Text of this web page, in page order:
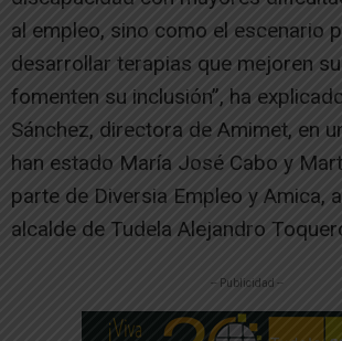
al empleo, sino como el escenario
desarrollar terapias que mejoren
fomenten su inclusión”, ha
Sánchez, directora de Amimet, en
han estado María José Cabo y
parte de Diversia Empleo y Amica,
alcalde de Tudela Alejandro
-- Publicidad --